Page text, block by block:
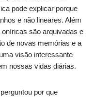
pode explicar porque
e não lineares. Além
são arquivadas e
de novas memórias e a
visão interessante
nossas vidas diárias.
por que